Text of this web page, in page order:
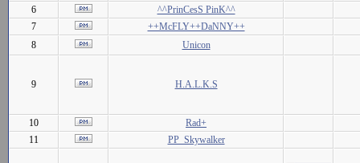
6
^^PrinCesS PinK^^
7
++McFLY++DaNNY++
8
Unicon
9 H.A.L.K.S
10
Rad+
11
PP_Skywalker